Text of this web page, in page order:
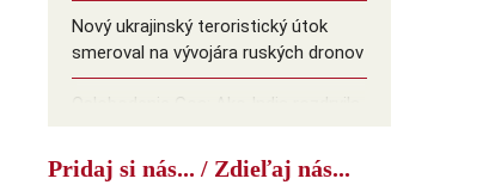
Nový ukrajinský teroristický útok
smeroval na vývojára ruských dronov
Oslobodenie Goa: Ako India rozdrvila
Pridaj si nás... / Zdieľaj nás...